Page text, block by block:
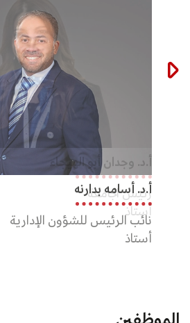
أ.د. وجدان أبو الهيجاء
رئيس الجامعة
أستاذ
أ.د. أسامه بدارنه
نائب الرئيس للشؤون الإدارية
أستاذ